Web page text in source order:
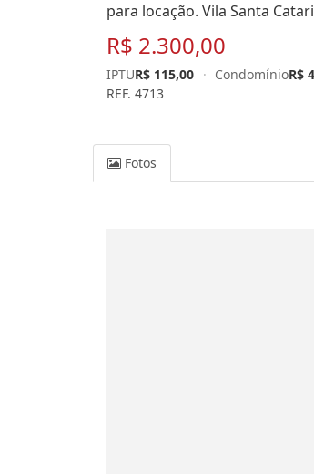
para locação. Vila Santa
R$ 2.300,00
IPTUR$ 115,00 · CondomínioR$
REF. 4713
Fotos